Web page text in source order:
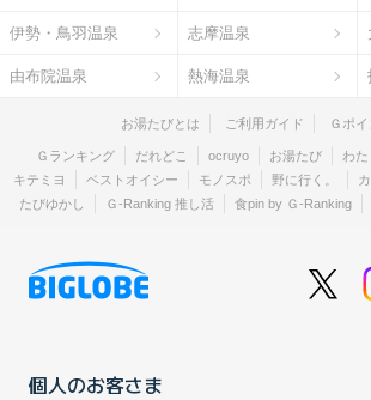
伊勢・鳥羽温泉 志摩温泉
由布院温泉 熱海温泉
お湯たびとは ご利用ガイド Ｇポイ
Ｇランキング だれどこ ocruyo お湯たび
わた
キテミヨ
ベストオイシー モノスポ 野に行く。
たびゆかし
Ｇ-Ranking 推し活 食pin by Ｇ-Ranking
個人のお客さま